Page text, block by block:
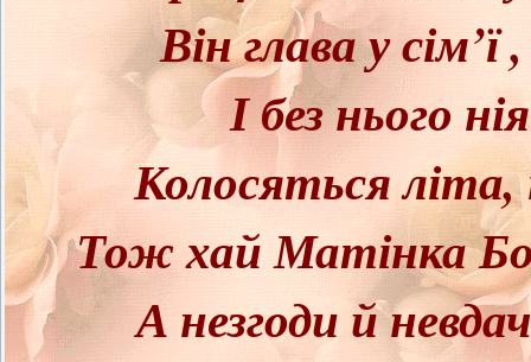
Він глава у
І без нього
Колосяться
Тож хай Матінка
А незгоди й